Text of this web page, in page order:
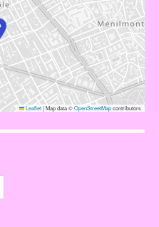
Leaflet|Map data ©OpenStreetMapcontributors